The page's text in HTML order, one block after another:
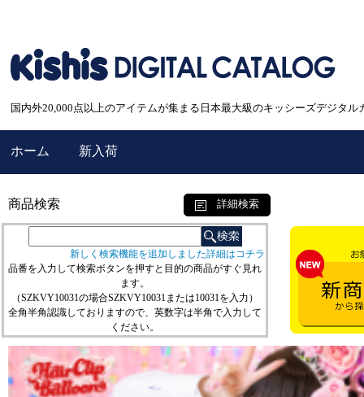
国内外20,000点以上のアイテムが集まる日本最大級のキッシーズデジタル
ホーム 新入荷
商品検索 詳細検索
新しく検索機能を追加しました詳細はコチラ
品番を入力して検索ボタンを押すと目的の商品がすぐ見れ
ます。
（SZKVY10031の場合SZKVY10031または10031を入力）
全角半角認識しておりますので、英数字は半角で入力して
ください。